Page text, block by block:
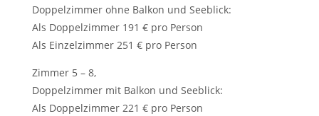
Doppelzimmer ohne Balkon und Seeblick:
Als Doppelzimmer 191 € pro Person
Als Einzelzimmer 251 € pro Person
Zimmer 5 – 8,
Doppelzimmer mit Balkon und Seeblick:
Als Doppelzimmer 221 € pro Person